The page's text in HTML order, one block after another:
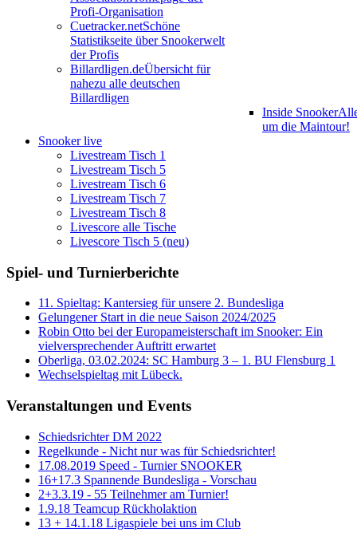
Profi-Organisation
Cuetracker.netSchöne
Statistikseite über Snookerwelt
der Profis
Billardligen.deÜbersicht für
nahezu alle deutschen
Billardligen
Inside Snooker
um die Maintour!
Snooker live
Livestream Tisch 1
Livestream Tisch 5
Livestream Tisch 6
Livestream Tisch 7
Livestream Tisch 8
Livescore alle Tische
Livescore Tisch 5 (neu)
Spiel- und Turnierberichte
11. Spieltag: Kantersieg für unsere 2. Bundesliga
Gelungener Start in die neue Saison 2024/2025
Robin Otto bei der Europameisterschaft im Snooker: Ein
vielversprechender Auftritt erwartet
Oberliga, 03.02.2024: SC Hamburg 3 – 1. BU Flensburg 1
Wechselspieltag mit Lübeck.
Veranstaltungen und Events
Schiedsrichter DM 2022
Regelkunde - Nicht nur was für Schiedsrichter!
17.08.2019 Speed - Turnier SNOOKER
16+17.3 Spannende Bundesliga - Vorschau
2+3.3.19 - 55 Teilnehmer am Turnier!
1.9.18 Teamcup Rückholaktion
13 + 14.1.18 Ligaspiele bei uns im Club